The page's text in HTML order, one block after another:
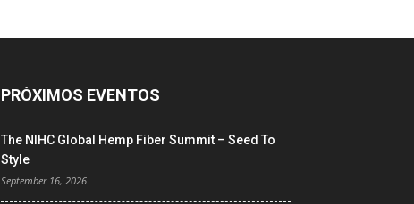
PRÓXIMOS EVENTOS
The NIHC Global Hemp Fiber Summit – Seed To
Style
September 16, 2026